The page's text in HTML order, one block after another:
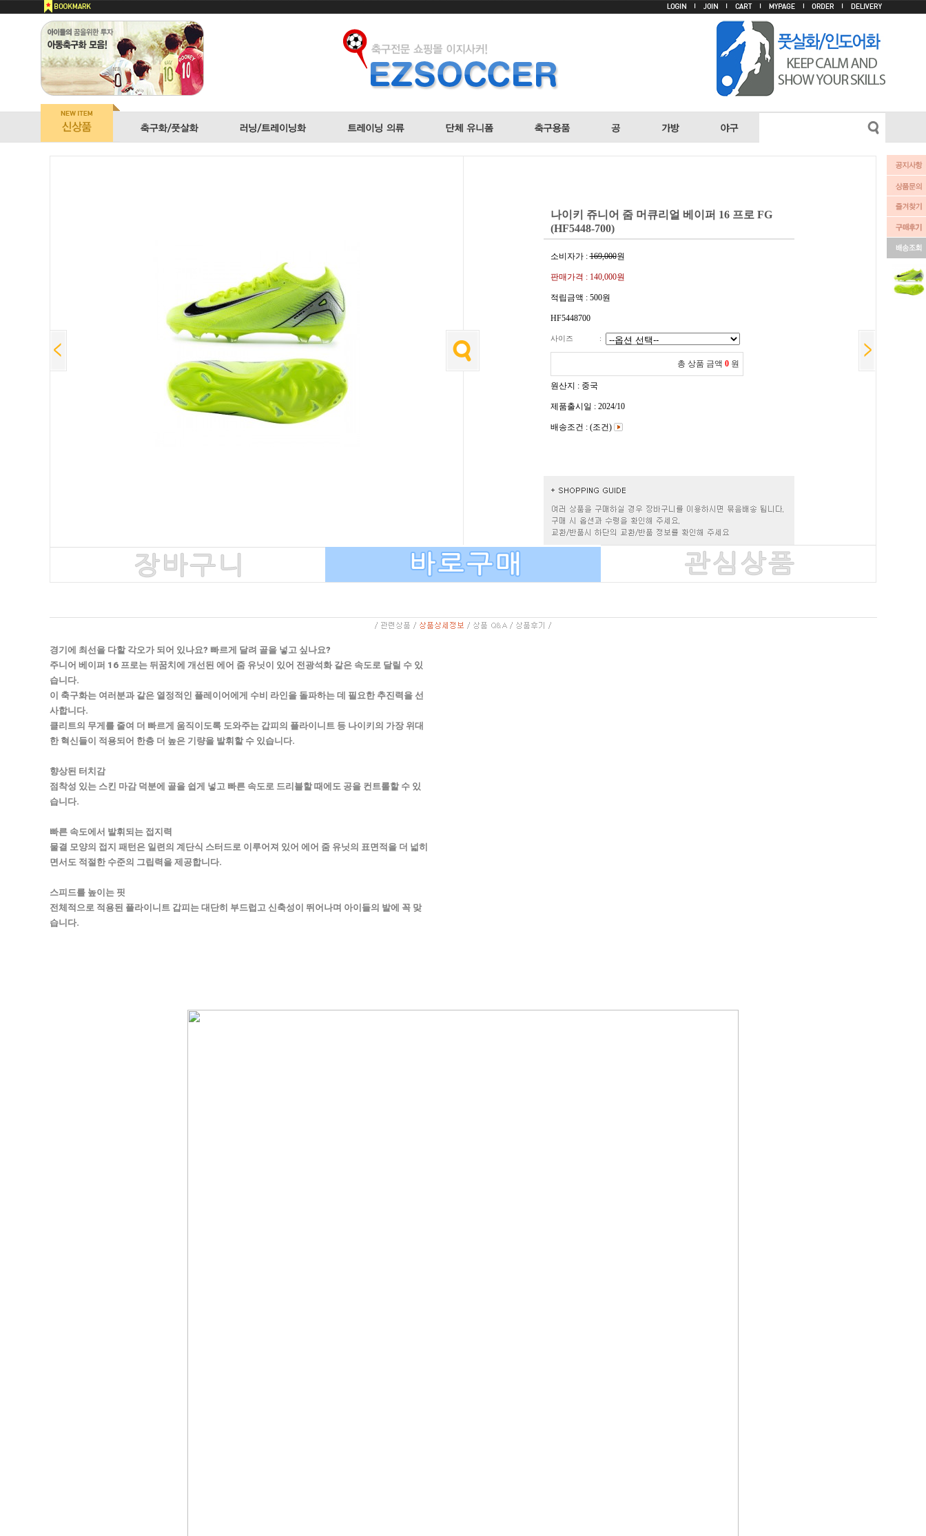
나이키 쥬니어 줌 머큐리얼 베이퍼 16 프로 FG
(HF5448-700)
소비자가 :169,000원
판매가격 : 140,000원
적립금액 : 500원
HF5448700
사이즈 :
총 상품 금액 0 원
원산지 : 중국
제품출시일 : 2024/10
배송조건 : (조건)
경기에 최선을 다할 각오가 되어 있나요? 빠르게 달려 골을 넣고 싶나요?
주니어 베이퍼 16 프로는 뒤꿈치에 개선된 에어 줌 유닛이 있어 전광석화 같은 속도로 달릴 수 있
습니다.
이 축구화는 여러분과 같은 열정적인 플레이어에게 수비 라인을 돌파하는 데 필요한 추진력을 선
사합니다.
클리트의 무게를 줄여 더 빠르게 움직이도록 도와주는 갑피의 플라이니트 등 나이키의 가장 위대
한 혁신들이 적용되어 한층 더 높은 기량을 발휘할 수 있습니다.
향상된 터치감
점착성 있는 스킨 마감 덕분에 골을 쉽게 넣고 빠른 속도로 드리블할 때에도 공을 컨트롤할 수 있
습니다.
빠른 속도에서 발휘되는 접지력
물결 모양의 접지 패턴은 일련의 계단식 스터드로 이루어져 있어 에어 줌 유닛의 표면적을 더 넓히
면서도 적절한 수준의 그립력을 제공합니다.
스피드를 높이는 핏
전체적으로 적용된 플라이니트 갑피는 대단히 부드럽고 신축성이 뛰어나며 아이들의 발에 꼭 맞
습니다.